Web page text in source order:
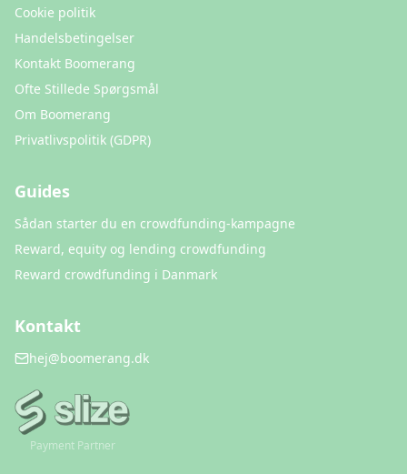
Cookie politik
Handelsbetingelser
Kontakt Boomerang
Ofte Stillede Spørgsmål
Om Boomerang
Privatlivspolitik (GDPR)
Guides
Sådan starter du en crowdfunding-kampagne
Reward, equity og lending crowdfunding
Reward crowdfunding i Danmark
Kontakt
hej@boomerang.dk
Payment Partner